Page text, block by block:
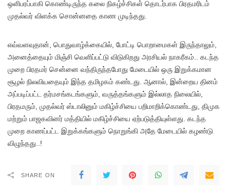
ஒளிபரப்பாகி கொண்டிருந்த கலை நிகழ்ச்சிகள் தொடர்பாக பிரதமரிடம்
முதல்வர் விளக்க சொன்னதை காண முடிந்தது.
எவ்வளவுதான், பொதுவாழ்க்கையில், போட்டி பொறாமைகள் இருந்தாலும்,
அனைத்தையும் மிஞ்சி வெளிப்பட்டு விடுகிறது அரசியல் நாகரீகம்.. கடந்த
முறை பிரதமர் சென்னை வந்திருந்தபோது மேடையில் ஒரு இறுக்கமான
சூழல் நிலவியதையும் இந்த தமிழகம் கண்டது. ஆனால், இன்றைய தினம்
அப்படிப்பட்ட தர்மசங்கடங்களும், வருத்தங்களும் இல்லாத நிலையில்,
பிரதமரும், முதல்வர் ஸ்டாலினும் மகிழ்ச்சியை பறிமாறிக்கொண்டது, திமுக
மற்றும் பாஜகவினர் மத்தியில் மகிழ்ச்சியை ஏற்படுத்தியுள்ளது. கடந்த
முறை காணப்பட்ட இறுக்கங்களும் நொறுங்கி அதே மேடையில் கழண்டு
விழுந்தது..!
SHARE ON